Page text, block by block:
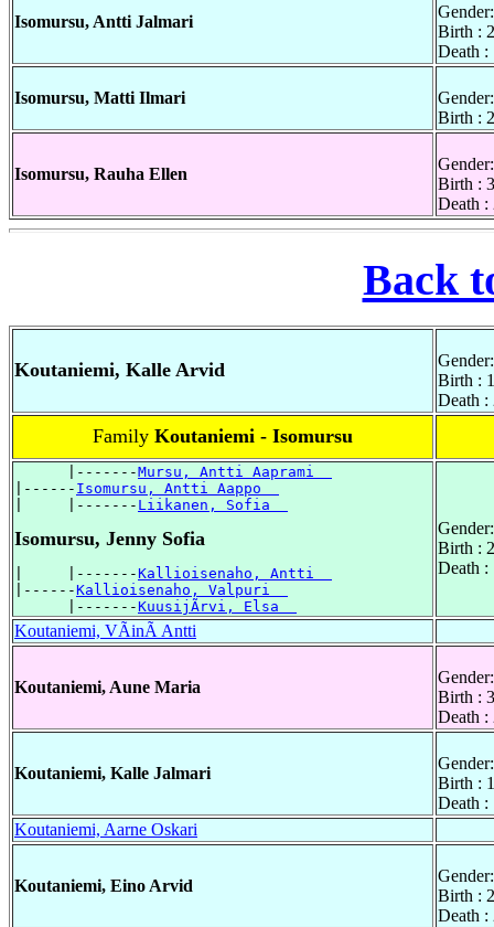
Isomursu, Antti Jalmari
Birth :
Death
Isomursu, Matti Ilmari
Birth :
Isomursu, Rauha Ellen
Birth :
Death :
Back
Koutaniemi, Kalle Arvid
Birth :
Death :
Family Koutaniemi - Isomursu
      |-------
Mursu, Antti Aaprami
|------ Isomursu, Antti Aappo
|     |------- Liikanen, Sofia
Isomursu, Jenny Sofia
|     |-------Kallioisenaho, Antti
|------Kallioisenaho, Valpuri
      |-------
KuusijÃrvi, Elsa
Birth :
Death :
Koutaniemi, VÃinÃ Antti
Koutaniemi, Aune Maria
Birth :
Death :
Koutaniemi, Kalle Jalmari
Birth :
Death :
Koutaniemi, Aarne Oskari
Koutaniemi, Eino Arvid
Birth :
Death